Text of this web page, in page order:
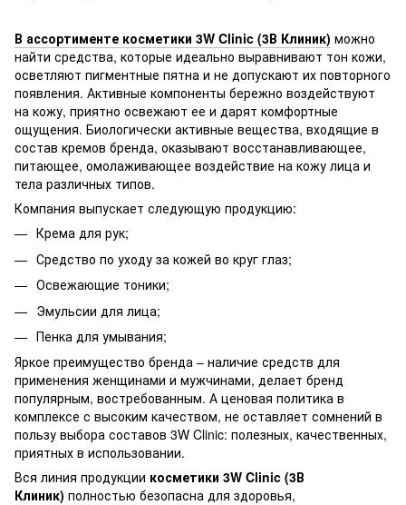
В ассортименте косметики 3W Clinic (3В Клиник) можно
найти средства, которые идеально выравнивают тон кожи,
осветляют пигментные пятна и не допускают их повторного
появления. Активные компоненты бережно воздействуют
на кожу, приятно освежают ее и дарят комфортные
ощущения. Биологически активные вещества, входящие в
состав кремов бренда, оказывают восстанавливающее,
питающее, омолаживающее воздействие на кожу лица и
тела различных типов.
Компания выпускает следующую продукцию:
Крема для рук;
Средство по уходу за кожей во круг глаз;
Освежающие тоники;
Эмульсии для лица;
Пенка для умывания;
Яркое преимущество бренда – наличие средств для
применения женщинами и мужчинами, делает бренд
популярным, востребованным. А ценовая политика в
комплексе с высоким качеством, не оставляет сомнений в
пользу выбора составов 3W Clinic: полезных, качественных,
приятных в использовании.
Вся линия продукции косметики 3W Clinic (3В
Клиник) полностью безопасна для здоровья,